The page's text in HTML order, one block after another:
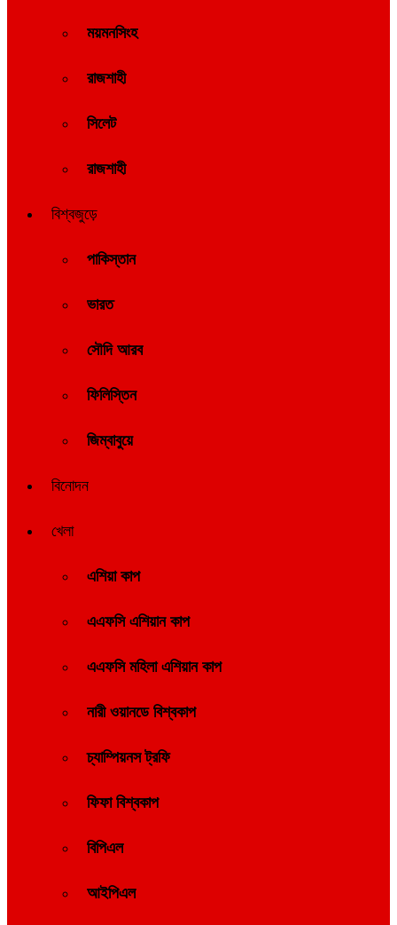
ময়মনসিংহ
রাজশাহী
সিলেট
রাজশাহী
বিশ্বজুড়ে
পাকিস্তান
ভারত
সৌদি আরব
ফিলিস্তিন
জিম্বাবুয়ে
বিনোদন
খেলা
এশিয়া কাপ
এএফসি এশিয়ান কাপ
এএফসি মহিলা এশিয়ান কাপ
নারী ওয়ানডে বিশ্বকাপ
চ্যাম্পিয়নস ট্রফি
ফিফা বিশ্বকাপ
বিপিএল
আইপিএল